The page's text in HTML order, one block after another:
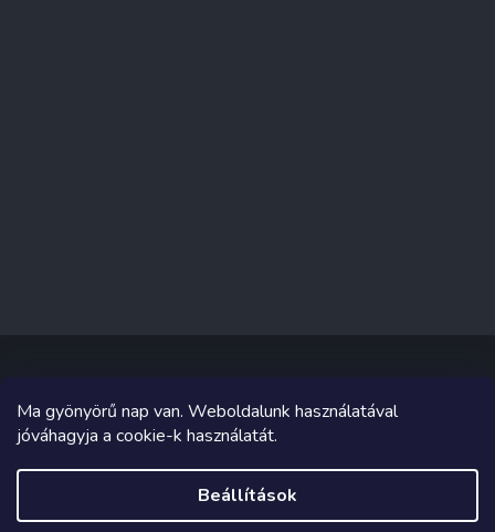
Ma gyönyörű nap van. Weboldalunk használatával
jóváhagyja a cookie-k használatát.
Beállítások
Copyright 2026 Sakküzlet. Minden jog fenntartva.
Grafika és megvalósítás innen Tomáš Hlad&Shoptetak.cz.